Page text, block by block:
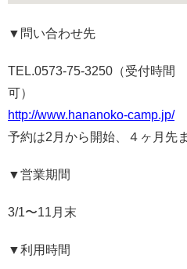
▼問い合わせ先
TEL.0573-75-3250（受付時間
可）
http://www.hananoko-camp.jp/
予約は2月から開始、４ヶ月先
▼営業期間
3/1〜11月末
▼利用時間